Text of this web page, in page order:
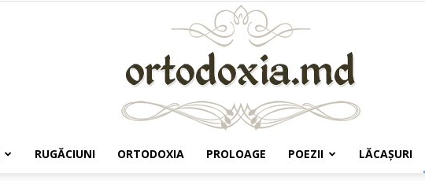
RUGĂCIUNI ORTODOXIA PROLOAGE POEZII LĂCAŞURI